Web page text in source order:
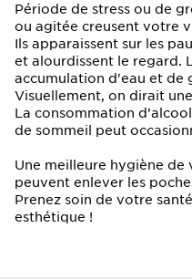
Période de stress ou de
ou agitée creusent votre
Ils apparaissent sur les
et alourdissent le regard.
accumulation d'eau et de
Visuellement, on dirait
La consommation
de sommeil peut
Une meilleure hygiène de
peuvent enlever les
Prenez soin de votre
esthétique !